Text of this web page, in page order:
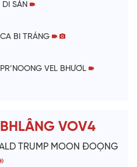
V
i
e
o
DI SẢN
BI TRÁNG
VEL BHƯƠL
VOV4
TRUMP MOON ĐOỌNG